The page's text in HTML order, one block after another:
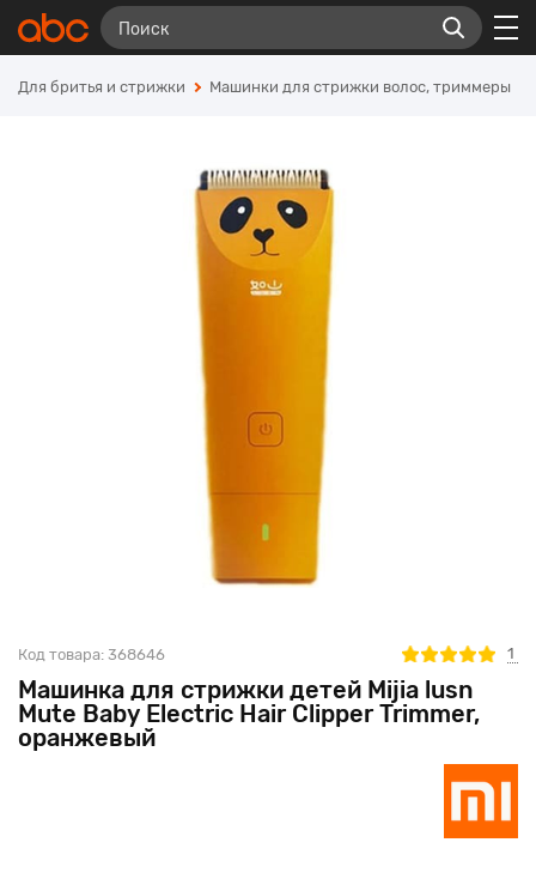
Для бритья и стрижки Машинки для стрижки волос, триммеры
Машинка для стрижки детей Mijia lusn
Mute Baby Electric Hair Clipper Trimmer,
оранжевый
Код товара: 368646 1